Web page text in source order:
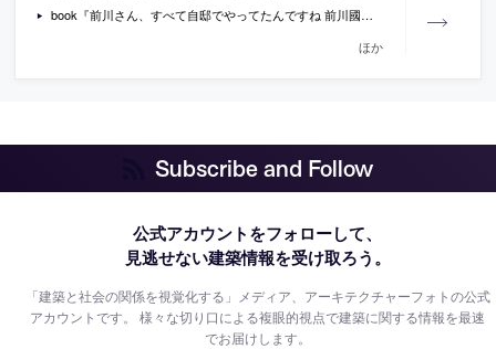
book『前川さん、すべて自邸でやってたんですね 前川國男のアイデンティティー』
ほか
Subscribe and Follow
公式アカウントをフォローして、
見逃せない建築情報を受け取ろう。
「建築と社会の関係を視覚化する」メディア、アーキテクチャーフォトの公式
アカウントです。様々な切り口による複眼的視点で建築に関する情報を最速
でお届けします。